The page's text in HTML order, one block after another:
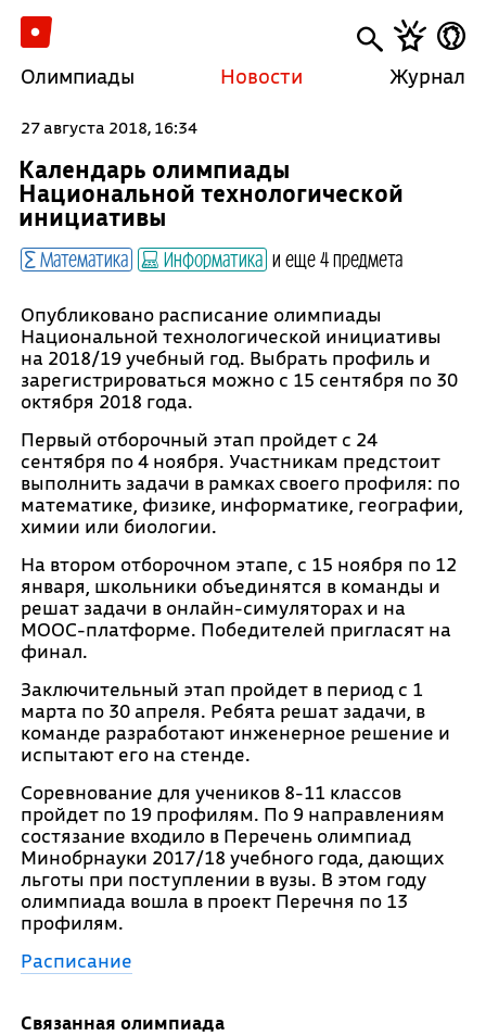
Олимпиады Новости Журнал
27 августа 2018, 16:34
Календарь олимпиады
Национальной технологической
инициативы
Математика Информатика и еще 4 предмета
Опубликовано расписание олимпиады
Национальной технологической инициативы
на 2018/19 учебный год. Выбрать профиль и
зарегистрироваться можно с 15 сентября по 30
октября 2018 года.
Первый отборочный этап пройдет с 24
сентября по 4 ноября. Участникам предстоит
выполнить задачи в рамках своего профиля: по
математике, физике, информатике, географии,
химии или биологии.
На втором отборочном этапе, с 15 ноября по 12
января, школьники объединятся в команды и
решат задачи в онлайн-симуляторах и на
MOOC-платформе. Победителей пригласят на
финал.
Заключительный этап пройдет в период с 1
марта по 30 апреля. Ребята решат задачи, в
команде разработают инженерное решение и
испытают его на стенде.
Соревнование для учеников 8-11 классов
пройдет по 19 профилям. По 9 направлениям
состязание входило в Перечень олимпиад
Минобрнауки 2017/18 учебного года, дающих
льготы при поступлении в вузы. В этом году
олимпиада вошла в проект Перечня по 13
профилям.
Расписание
Связанная олимпиада